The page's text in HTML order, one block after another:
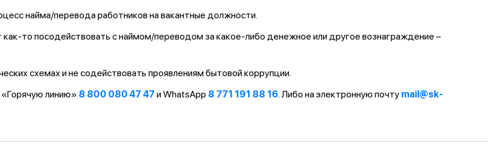
найма/перевода работников на вакантные должности.
то посодействовать с наймом/переводом за какое-либо денежное или другое вознаграждение –
схемах и не содействовать проявлениям бытовой коррупции.
линию» 8 800 080 47 47 и WhatsApp 8 771 191 88 16. Либо на электронную почту mail@sk-